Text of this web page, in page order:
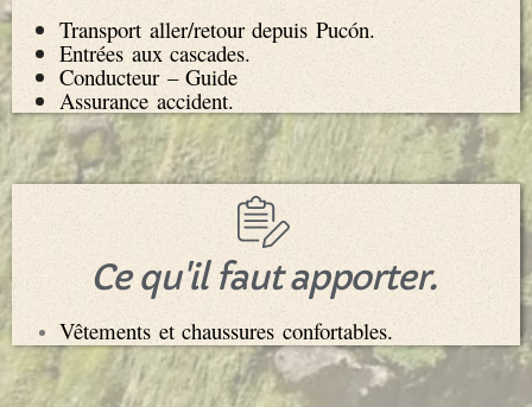
Transport aller/retour depuis Pucón.
Entrées aux cascades.
Conducteur – Guide
Assurance accident.
Ce qu'il faut apporter.
Vêtements et chaussures confortables.